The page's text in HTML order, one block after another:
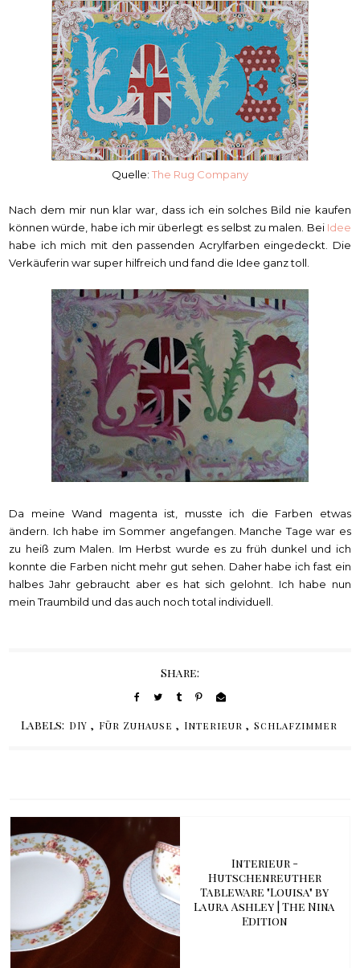
Quelle: The Rug Company
Nach dem mir nun klar war, dass ich ein solches Bild nie kaufen
können würde, habe ich mir überlegt es selbst zu malen. Bei Idee
habe ich mich mit den passenden Acrylfarben eingedeckt. Die
Verkäuferin war super hilfreich und fand die Idee ganz toll.
Da meine Wand magenta ist, musste ich die Farben etwas
ändern. Ich habe im Sommer angefangen. Manche Tage war es
zu heiß zum Malen. Im Herbst wurde es zu früh dunkel und ich
konnte die Farben nicht mehr gut sehen. Daher habe ich fast ein
halbes Jahr gebraucht aber es hat sich gelohnt. Ich habe nun
mein Traumbild und das auch noch total individuell.
Share:
Labels: DIY , Für Zuhause , Interieur , Schlafzimmer
Interieur -
Hutschenreuther
Tableware "Louisa" by
Laura Ashley | The Nina
Edition